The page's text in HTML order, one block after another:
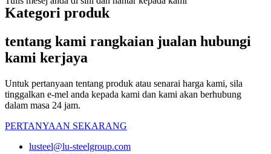
Kategori produk
tentang kami rangkaian jualan hubungi
kami kerjaya
Untuk pertanyaan tentang produk atau senarai harga kami, sila
tinggalkan e-mel anda kepada kami dan kami akan berhubung
dalam masa 24 jam.
PERTANYAAN SEKARANG
lusteel@lu-steelgroup.com